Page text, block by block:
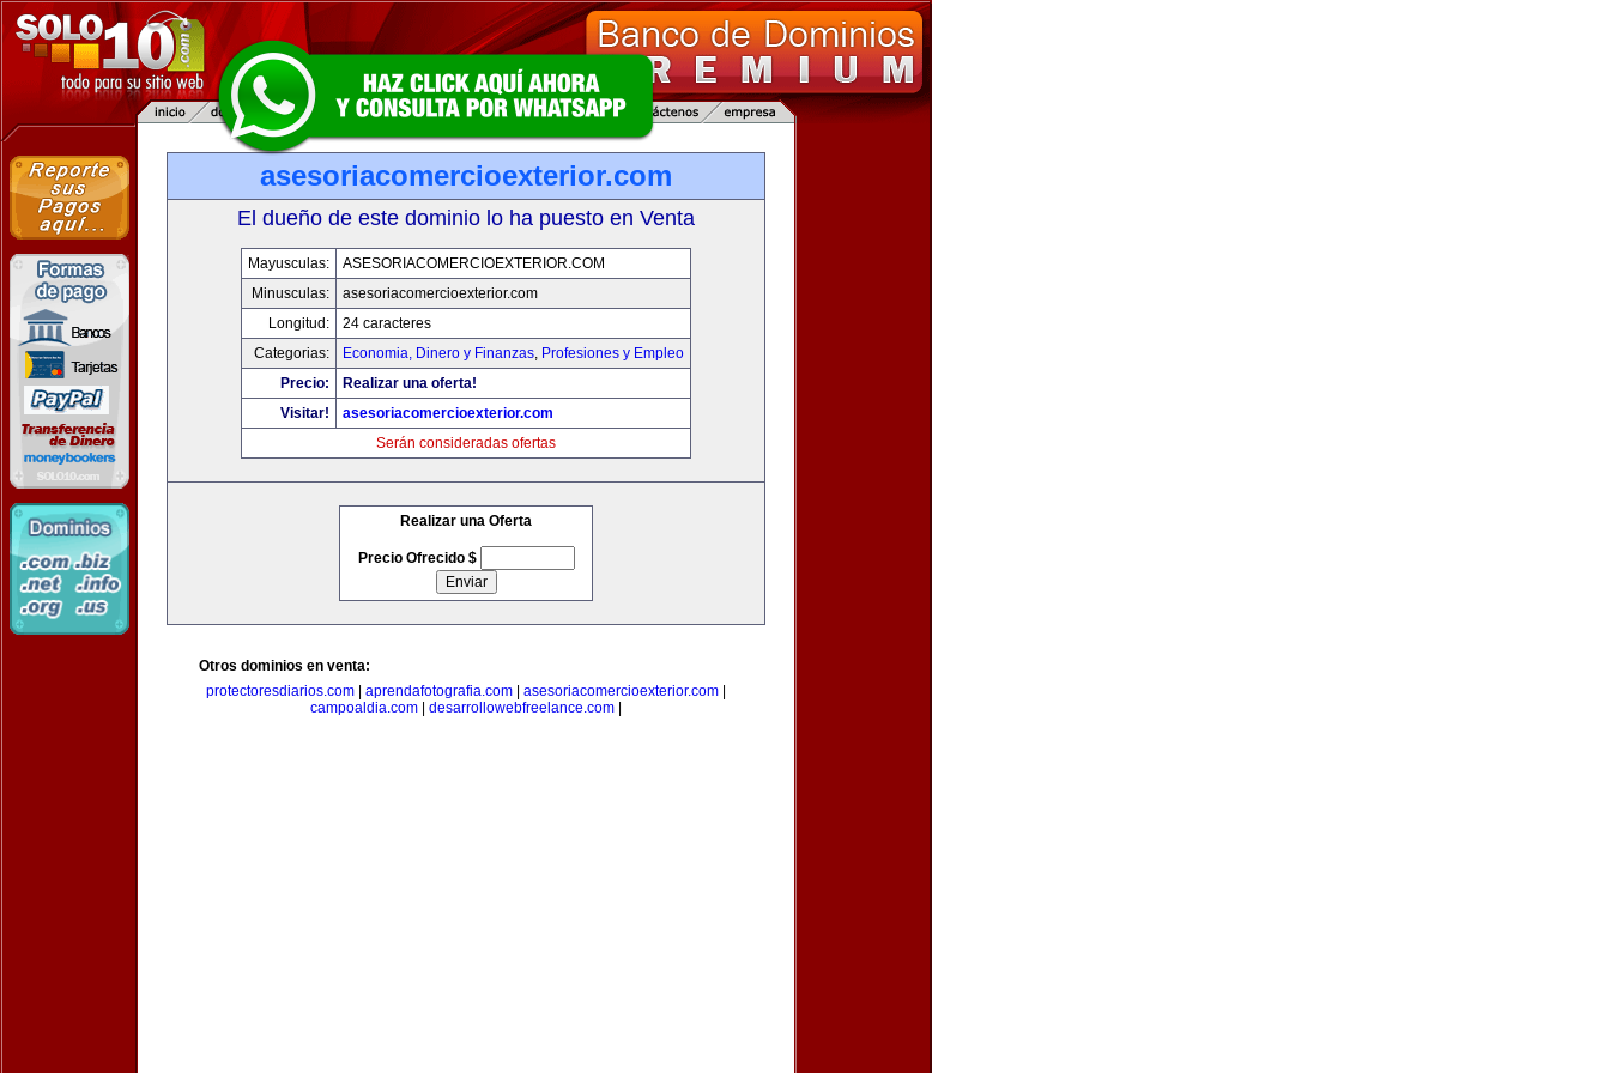
asesoriacomercioexterior.com
El dueño de este dominio lo ha puesto en Venta
Mayusculas:
ASESORIACOMERCIOEXTERIOR.COM
Minusculas:
asesoriacomercioexterior.com
Longitud:
24 caracteres
Categorias:
Economia, Dinero y Finanzas, Profesiones y Empleo
Precio:
Realizar una oferta!
Visitar!
asesoriacomercioexterior.com
Serán consideradas ofertas
Realizar una Oferta
Precio Ofrecido $
Otros dominios en venta:
protectoresdiarios.com
aprendafotografia.com asesoriacomercioexterior.com
campoaldia.com
desarrollowebfreelance.com